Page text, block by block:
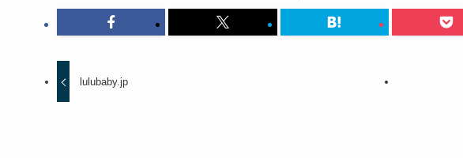
lulubaby.jp